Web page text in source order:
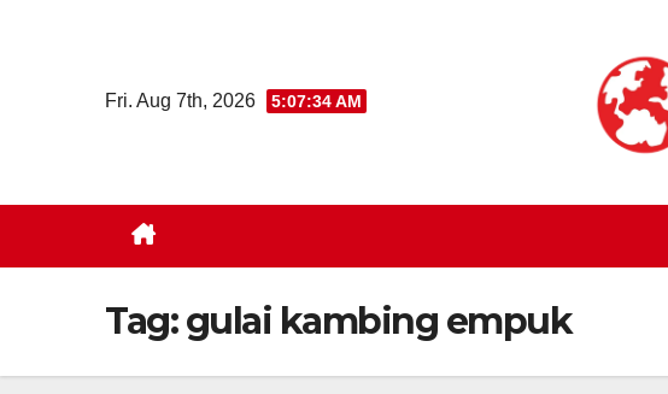
Fri. Aug 7th, 2026 5:07:34 AM
Tag:gulai kambing empuk